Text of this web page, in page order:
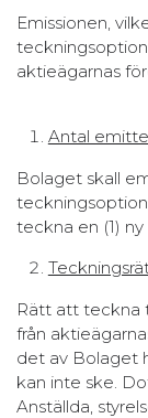
Emissionen,
aktieägarnas
Antal
Bolaget skall
teckna en (1)
Rätt att teckna
från
det av Bolaget
kan inte ske.
Anställda,